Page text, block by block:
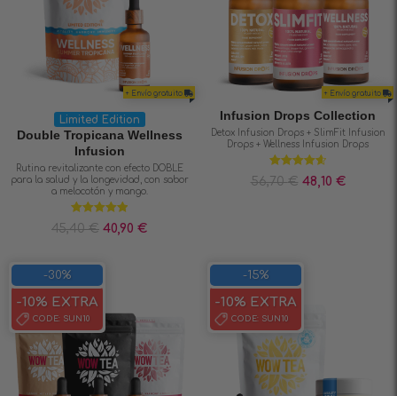
+ Envío gratuito
Limited Edition
Double Tropicana Wellness
Infusion
Rutina revitalizante con efecto DOBLE
para la salud y la longevidad, con sabor
a melocotón y mango.
Valorado en
5.00de 5
45,40€ 40,90 €
+ Envío gratuito
Infusion Drops Collection
Detox Infusion Drops + SlimFit Infusion
Drops + Wellness Infusion Drops
Valorado en
4.67de 5
56,70€ 48,10 €
-30%
-10% EXTRA
CODE: SUN10
-15%
-10% EXTRA
CODE: SUN10